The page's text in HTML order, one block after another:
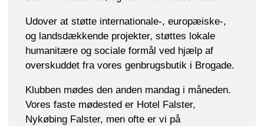
Udover at støtte internationale-, europæiske-,
og landsdækkende projekter, støttes lokale
humanitære og sociale formål ved hjælp af
overskuddet fra vores genbrugsbutik i Brogade.
Klubben mødes den anden mandag i måneden.
Vores faste mødested er Hotel Falster,
Nykøbing Falster, men ofte er vi på